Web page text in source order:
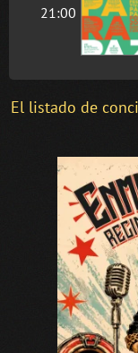
21:00
El listado de